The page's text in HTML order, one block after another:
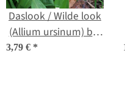
Daslook / Wilde look
(Allium ursinum) bio
3,79 € *